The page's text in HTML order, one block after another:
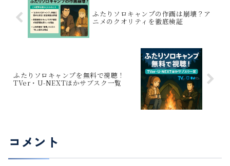
ふたりソロキャンプの作画は崩壊？ア
ニメのクオリティを徹底検証
ふたりソロキャンプを無料で視聴！
TVer・U-NEXTほかサブスク一覧
コメント